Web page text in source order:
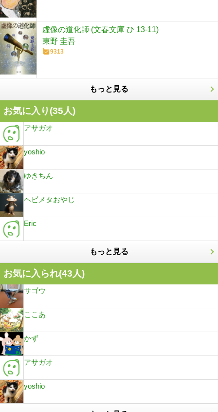
虚像の道化師 (文春文庫 ひ 13-11)
東野 圭吾
9313
もっと見る
お気に入り(35人)
アサガオ
yoshio
ゆきちん
ヘビメタおやじ
Eric
もっと見る
お気に入られ(43人)
サゴウ
ここあ
かず
アサガオ
yoshio